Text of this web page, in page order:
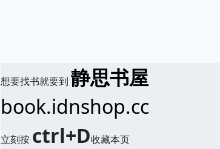
想要找书就要到静思书屋
book.idnshop.cc
立刻按 ctrl+D收藏本页